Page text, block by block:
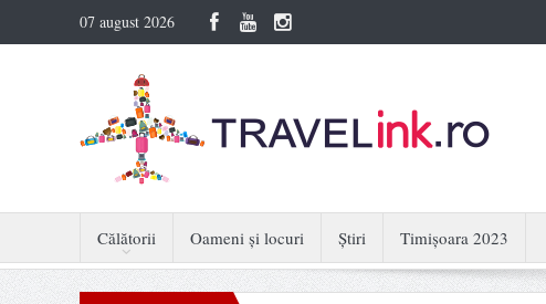
07 august 2026
Călătorii Oameni și locuri Știri Timișoara 2023